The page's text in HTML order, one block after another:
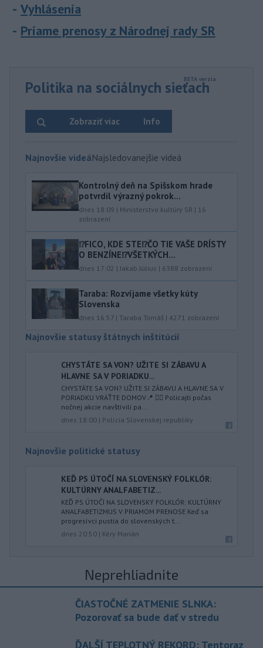
Vyhlásenia
Priame prenosy z Národnej rady SR
Politika na sociálnych sieťach
Info
Zobraziť viac
Najnovšie videáNajsledovanejšie videá
Kontrolný deň na Spišskom hrade
potvrdil výrazný pokrok...
dnes 18:09 | Ministerstvo kultúry SR | 16
zobrazení
⁉️FICO, KDE STE⁉️ČO TIE VAŠE DRÍSTY
O BENZÍNE⁉️VŠETKÝCH...
dnes 17:02 |Jakab Július | 6388 zobrazení
Taraba: Rozvíjame všetky kúty
Slovenska
dnes 16:57 | Taraba Tomáš | 4271 zobrazení
Najnovšie statusy štátnych inštitúcií
CHYSTÁTE SA VON? UŽITE SI ZÁBAVU A
HLAVNE SA V PORIADKU...
CHYSTÁTE SA VON? UŽITE SI ZÁBAVU A HLAVNE SA V
PORIADKU VRÁŤTE DOMOV📍 👮‍♂️ Policajti počas
nočnej akcie navštívili pa...
dnes 18:00 | Polícia Slovenskej republiky
Najnovšie politické statusy
KEĎ PS ÚTOČÍ NA SLOVENSKÝ FOLKLÓR:
KULTÚRNY ANALFABETIZ...
KEĎ PS ÚTOČÍ NA SLOVENSKÝ FOLKLÓR: KULTÚRNY
ANALFABETIZMUS V PRIAMOM PRENOSE Keď sa
progresívci pustia do slovenských t...
dnes 20:50 | Kéry Marián
Neprehliadnite
ČIASTOČNÉ ZATMENIE SLNKA:
Pozorovať sa bude dať v stredu
ĎALŠÍ TEPLOTNÝ REKORD: Tentoraz